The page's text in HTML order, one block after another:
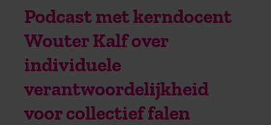
Podcast met kerndocent
Wouter Kalf over
individuele
verantwoordelijkheid
voor collectief falen